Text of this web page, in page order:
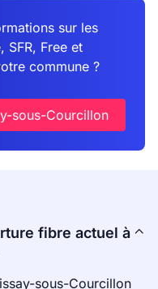
sur les
SFR, Free et
commune ?
sous-Courcillon
fibre actuel à
sous-Courcillon